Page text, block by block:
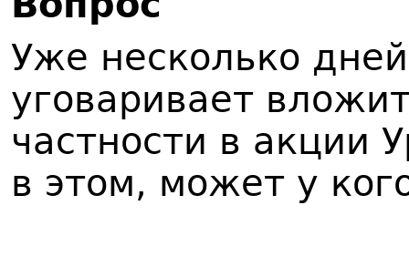
Уже несколько
уговаривает
частности в акции
в этом, может у